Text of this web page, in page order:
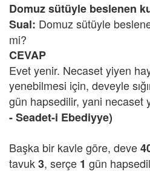
Domuz sütüyle beslenen
Sual: Domuz sütüyle
mi?
CEVAP
Evet yenir. Necaset yiyen
yenebilmesi için, deveyle
gün hapsedilir, yani necaset
- Seadet-i Ebediyye)
Başka bir kavle göre, deve
tavuk3, serçe 1 gün